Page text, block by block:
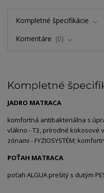
Kompletné špecifikácie
Komentáre
0
Kompletné
JADRO MATRACA
komfortná antibakteriálna s
vlákno - T3, prírodné kokosové
zónami - FYZIOSYSTÉM;
POŤAH MATRACA
poťah ALGUA prešitý s dutým